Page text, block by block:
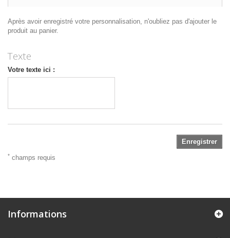
Après avoir enregistré votre personnalisation, n'oubliez pas d'ajouter le
produit au panier.
Texte
Votre texte ici :
Enregistrer
* champs requis
Informations